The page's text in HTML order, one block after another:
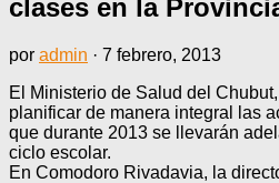
clases en la
por admin · 7 febrero, 2013
El Ministerio de Salud del
planificar de manera integral las
que durante 2013 se llevarán
ciclo escolar.
En Comodoro Rivadavia, la